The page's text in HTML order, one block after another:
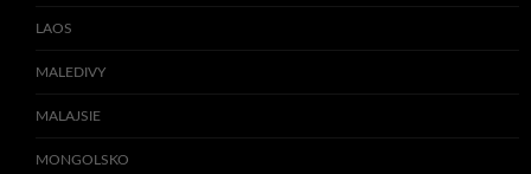
LAOS
MALEDIVY
MALAJSIE
MONGOLSKO